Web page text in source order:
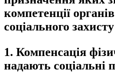
компетенції
соціального
1. Компенсація
надають соціальні